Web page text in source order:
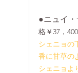
●ニュイ
格￥37，400
シェニョの
香に甘草の
シェニョよ